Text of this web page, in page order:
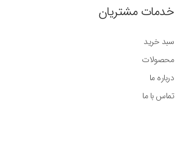
خدمات مشتریان
سبد خرید
محصولات
درباره ما
تماس با ما